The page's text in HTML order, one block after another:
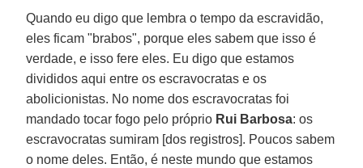
Quando eu digo que lembra o tempo da escravidão,
eles ficam "brabos", porque eles sabem que isso é
verdade, e isso fere eles. Eu digo que estamos
divididos aqui entre os escravocratas e os
abolicionistas. No nome dos escravocratas foi
mandado tocar fogo pelo próprio Rui Barbosa: os
escravocratas sumiram [dos registros]. Poucos sabem
o nome deles. Então, é neste mundo que estamos